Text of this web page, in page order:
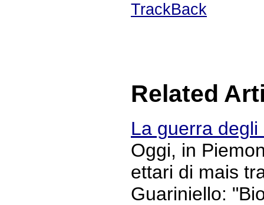
TrackBack
Related
La guerra degli
Oggi, in
ettari di mais
Guariniello: